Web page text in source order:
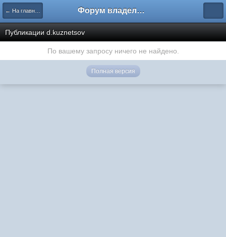
← На главную Форум владельцев интернет-магазинов
Публикации d.kuznetsov
По вашему запросу ничего не найдено.
Полная версия